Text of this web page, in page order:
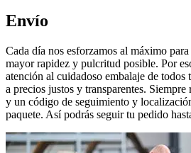
Envío
Cada día nos esforzamos al máximo
mayor rapidez y pulcritud posible. Por
atención al cuidadoso embalaje de todos
a precios justos y transparentes.
y un código de seguimiento y
paquete. Así podrás seguir tu pedido